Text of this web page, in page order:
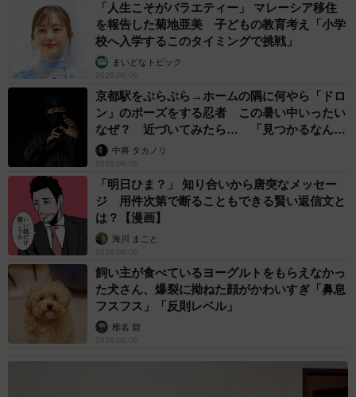
「人生こそがバラエティー」 マレーシア移住
を報告した菊地亜美 子どもの教育考え「小学
校へ入学するこのタイミングで挑戦」
まいどなトピック
2026.08.06
京都駅をぶらぶら→ホームの隅に何やら「ドロ
ン」のポーズをする忍者 この暑い中いったい
なぜ？ 近づいてみたら… 「見つかるなんて
未熟」中将 タカノリ
2026.08.06
「明日ひま？」 知り合いから唐突なメッセー
ジ 用件次第で断ることもできる賢い返信文と
は？【漫画】
海川 まこと
2026.08.06
飼い主が食べているヨーグルトをもらえなかっ
た犬さん、爆裂に拗ねた顔がかわいすぎ「鼻息
フスフス」「反則レベル」
椎名 碧
2026.08.06